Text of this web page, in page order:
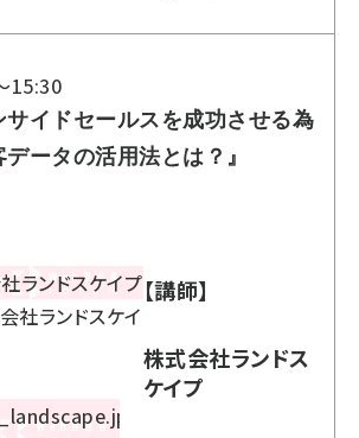
15:30
サイドセールスを成功させる為
ータの活用法とは？』
【講師】
株式会社ランドス
ケイプ